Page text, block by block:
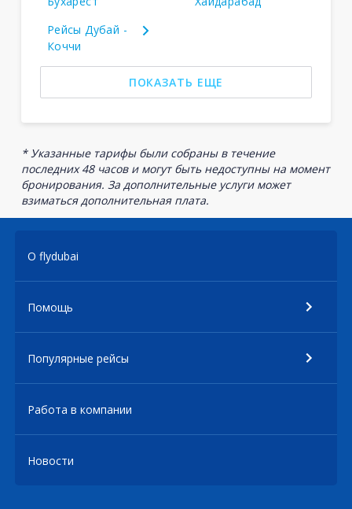
Рейсы Дубай -
Коччи
ПОКАЗАТЬ ЕЩЕ
* Указанные тарифы были собраны в течение
последних 48 часов и могут быть недоступны на момент
бронирования. За дополнительные услуги может
взиматься дополнительная плата.
О flydubai
Помощь
Популярные рейсы
Работа в компании
Новости